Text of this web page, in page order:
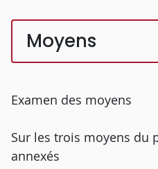
Moyens
Examen des moyens
Sur les trois moyens du
annexés